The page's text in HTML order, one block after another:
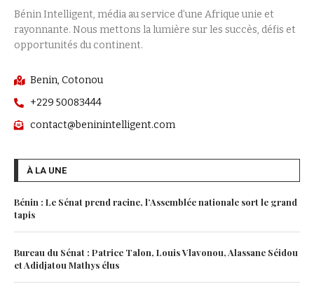
Bénin Intelligent, média au service d’une Afrique unie et
rayonnante. Nous mettons la lumière sur les succès, défis et
opportunités du continent.
Benin, Cotonou
+229 50083444
contact@beninintelligent.com
À LA UNE
Bénin : Le Sénat prend racine, l’Assemblée nationale sort le grand
tapis
Bureau du Sénat : Patrice Talon, Louis Vlavonou, Alassane Séidou
et Adidjatou Mathys élus